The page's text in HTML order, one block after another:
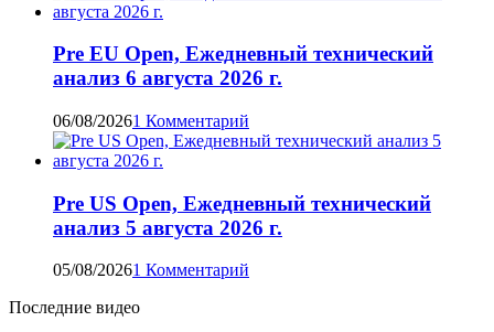
Pre EU Open, Ежедневный технический
анализ 6 августа 2026 г.
06/08/20261 Комментарий
Pre US Open, Ежедневный технический
анализ 5 августа 2026 г.
05/08/20261 Комментарий
Последние видео